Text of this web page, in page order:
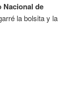
Nacional de
la bolsita y la